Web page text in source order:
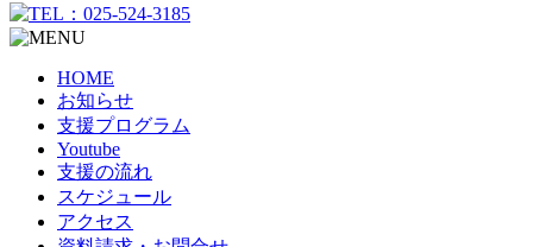
HOME
お知らせ
支援プログラム
Youtube
支援の流れ
スケジュール
アクセス